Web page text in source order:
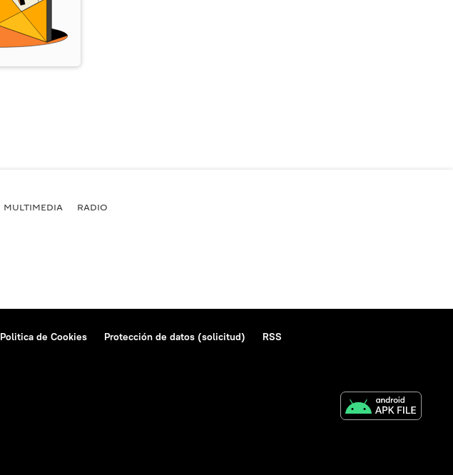
MULTIMEDIA RADIO
Politica de Cookies Protección de datos (solicitud)
RSS